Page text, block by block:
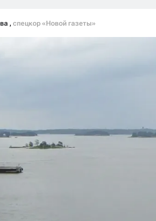
, спецкор «Новой газеты»